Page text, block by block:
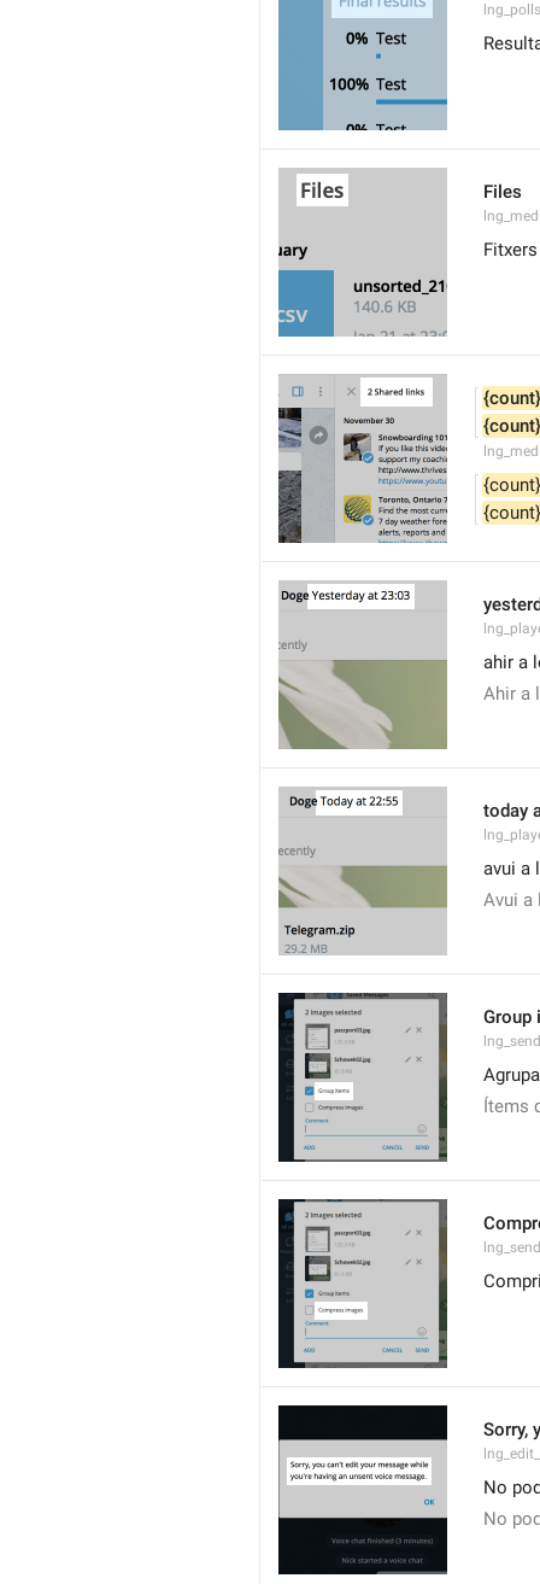
Files
Fitxers
{count}
{count}
{count}
{count}
ahir a
Ahir a
today
avui a
Avui
Group
Ítems
Sorry,
No
No